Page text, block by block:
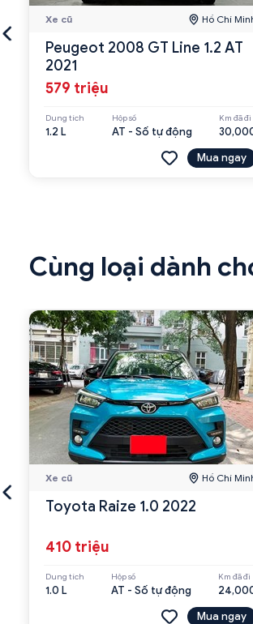
Xe cũ Hồ Chí
Peugeot 2008 GT Line 1.2 AT
2021
579 triệu
Dung tích
1.2 L
Hộp số
AT - Số tự động
Km đã đi
Mua ngay
Cùng loại dành
Xe cũ Hồ Chí
Toyota Raize 1.0 2022
410 triệu
Dung tích
1.0 L
Hộp số
AT - Số tự động
Km đã đi
Mua ngay